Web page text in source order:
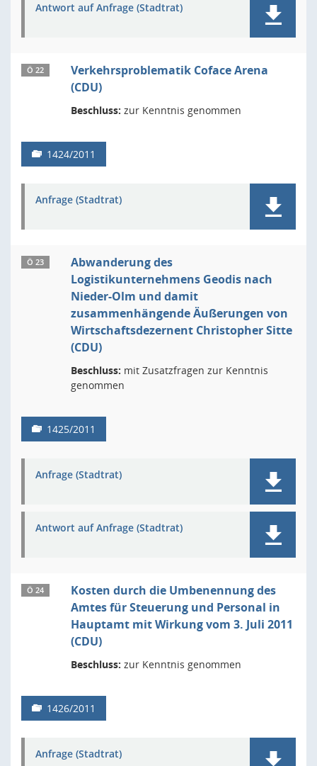
Antwort auf Anfrage (Stadtrat)
Ö 22
Verkehrsproblematik Coface Arena
(CDU)
Beschluss: zur Kenntnis genommen
1424/2011
Anfrage (Stadtrat)
Ö 23
Abwanderung des
Logistikunternehmens Geodis nach
Nieder-Olm und damit
zusammenhängende Äußerungen von
Wirtschaftsdezernent Christopher Sitte
(CDU)
Beschluss: mit Zusatzfragen zur Kenntnis
genommen
1425/2011
Anfrage (Stadtrat)
Antwort auf Anfrage (Stadtrat)
Ö 24
Kosten durch die Umbenennung des
Amtes für Steuerung und Personal in
Hauptamt mit Wirkung vom 3. Juli 2011
(CDU)
Beschluss: zur Kenntnis genommen
1426/2011
Anfrage (Stadtrat)